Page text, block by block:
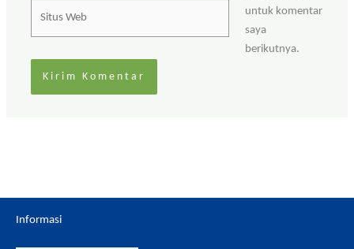
untuk komentar
saya
berikutnya.
Informasi